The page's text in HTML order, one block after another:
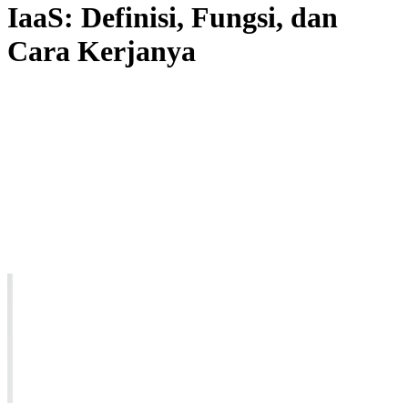
IaaS: Definisi, Fungsi, dan
Cara Kerjanya